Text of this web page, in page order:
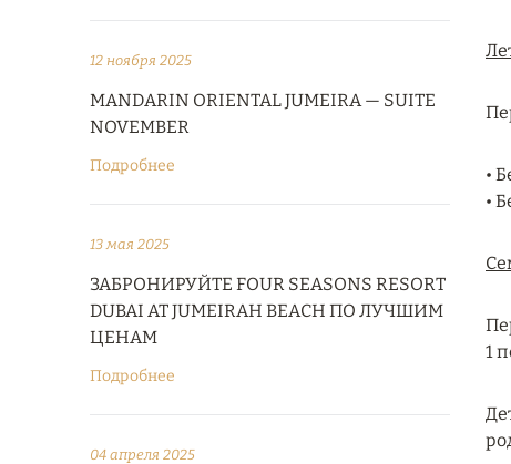
12 ноября 2025
MANDARIN ORIENTAL JUMEIRA — SUITE
NOVEMBER
Подробнее
13 мая 2025
ЗАБРОНИРУЙТЕ FOUR SEASONS RESORT
DUBAI AT JUMEIRAH BEACH ПО ЛУЧШИМ
ЦЕНАМ
Подробнее
04 апреля 2025
•
•
1